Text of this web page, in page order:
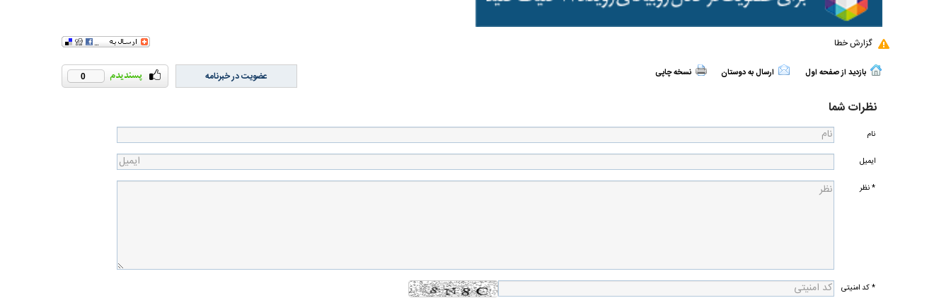
گزارش خطا
بازدید از صفحه اول ارسال به دوستان نسخه چاپی 0 عضویت در خبرنامه
نظرات شما
نام
ایمیل
* نظر
* کد امنیتی